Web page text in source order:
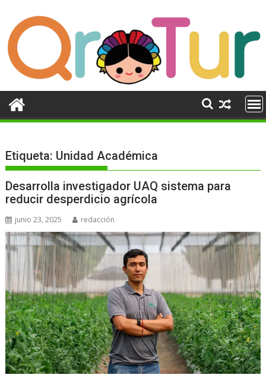
contenido
Etiqueta: Unidad Académica
Desarrolla investigador UAQ sistema para
reducir desperdicio agrícola
junio 23, 2025 redacción